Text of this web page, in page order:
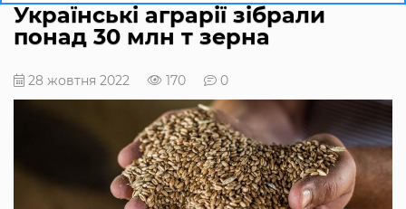
Українські аграрії зібрали
понад 30 млн т зерна
28 жовтня 2022 170 0